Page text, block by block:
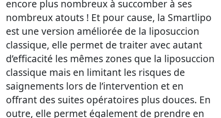
encore plus nombreux à succomber à ses
nombreux atouts ! Et pour cause, la Smartlipo
est une version améliorée de la liposuccion
classique, elle permet de traiter avec autant
d’efficacité les mêmes zones que la liposuccion
classique mais en limitant les risques de
saignements lors de l’intervention et en
offrant des suites opératoires plus douces. En
outre, elle permet également de prendre en